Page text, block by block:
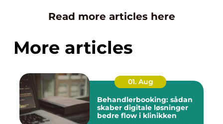
Read more articles here
More articles
01. Aug
Behandlerbooking: sådan
skaber digitale løsninger
bedre flow i klinikken